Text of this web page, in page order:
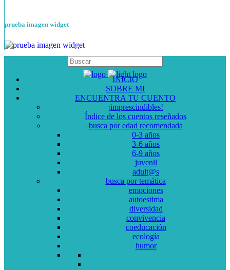
prueba imagen widget
INICIO
SOBRE MI
ENCUENTRA TU CUENTO
¡imprescindibles!
Índice de los cuentos reseñados
busca por edad recomendada
0-3 años
3-6 años
6-9 años
juvenil
adult@s
busca por temática
emociones
autoestima
diversidad
convivencia
coeducación
ecología
humor